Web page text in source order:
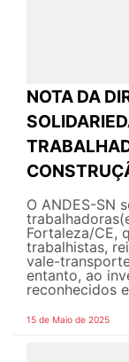
NOTA DA
O ANDES-SN
Fortaleza/CE,
trabalhistas,
vale-
entanto, ao
reconhecidos
15 de Maio de 2025